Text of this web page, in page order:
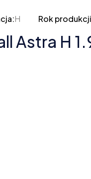
H Rok
Astra H